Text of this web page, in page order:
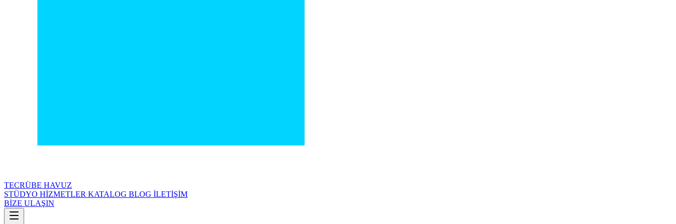
TECRÜBE HAVUZ
STÜDYO HİZMETLER KATALOG BLOG İLETİŞİM
BİZE ULAŞIN